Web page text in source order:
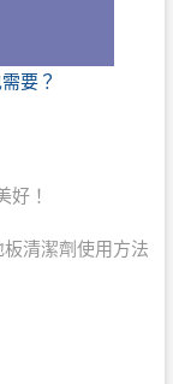
要？
好！
板清潔劑使用方法